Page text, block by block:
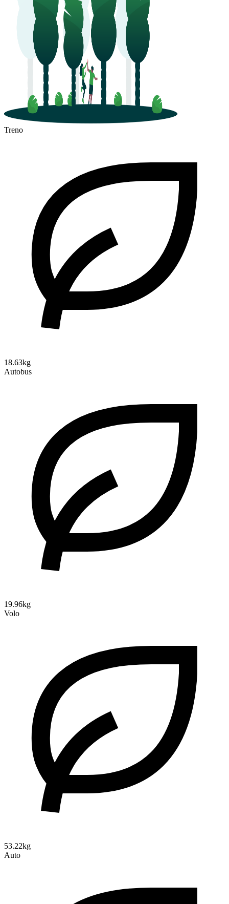
Treno
18.63kg
Autobus
19.96kg
Volo
53.22kg
Auto